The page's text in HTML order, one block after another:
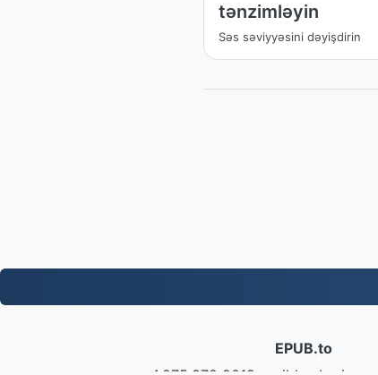
tənzimləyin
Səs səviyyəsini dəyişdirin
EPUB.to